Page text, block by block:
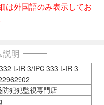
は外国語のみ表示してお
説明
L-IR 3/IPC 333 L-IR 3
防犯犯監視専門店